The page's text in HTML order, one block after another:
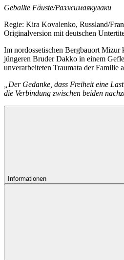
Geballte Fäuste/Разжимаякулаки
Regie: Kira Kovalenko, Russland/
Originalversion mit deutschen
Im nordossetischen Bergbauort Mizur
jüngeren Bruder Dakko in einem
unverarbeiteten Traumata der Familie
„Der Gedanke, dass Freiheit eine
die Verbindung zwischen beiden
Informationen